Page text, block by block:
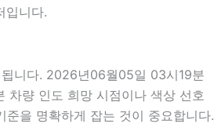
입니다.
됩니다. 2026년06월05일 03시19분
차량 인도 희망 시점이나 색상 선호
을 명확하게 잡는 것이 중요합니다.